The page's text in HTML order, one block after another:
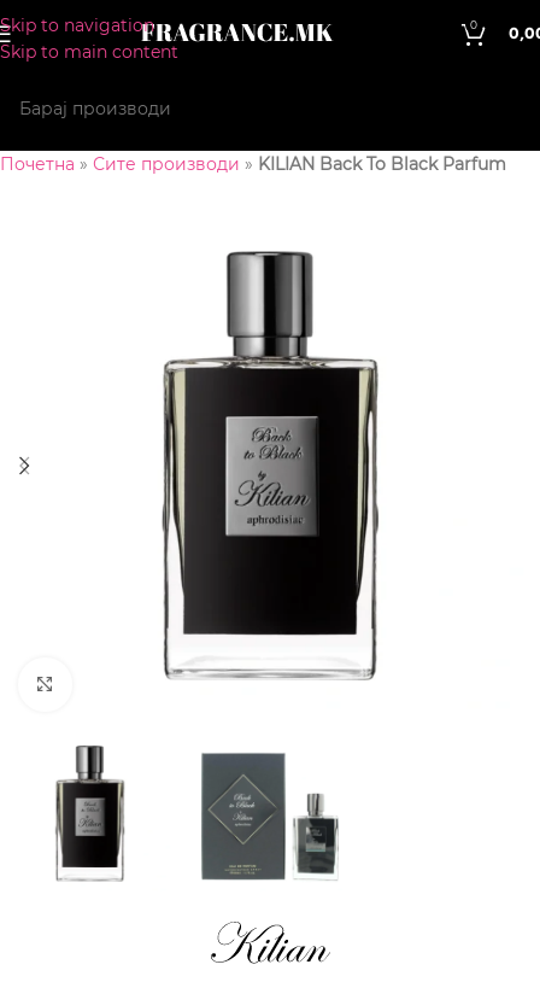
Skip to navigation
Skip to main content
0
Почетна » Сите производи » KILIAN Back To Black Parfum
CLICK TO ENLARGE